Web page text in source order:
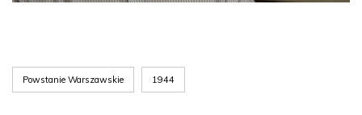
Powstanie Warszawskie 1944